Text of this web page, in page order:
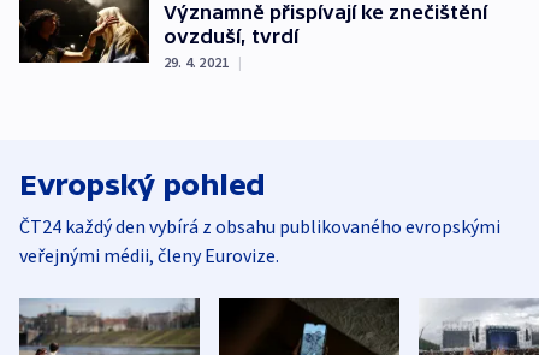
Významně přispívají ke znečištění
ovzduší, tvrdí
29. 4. 2021 |
Evropský pohled
ČT24 každý den vybírá z obsahu publikovaného evropskými
veřejnými médii, členy Eurovize.